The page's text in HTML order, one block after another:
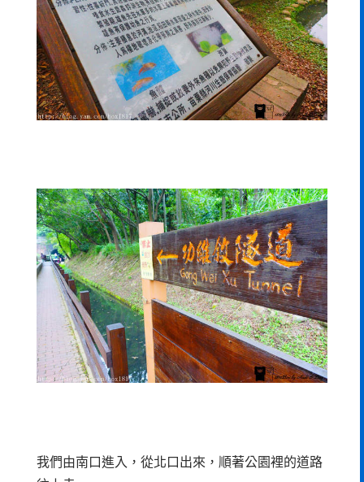
我們由南口進入，從北口出來，順著公園裡的道路